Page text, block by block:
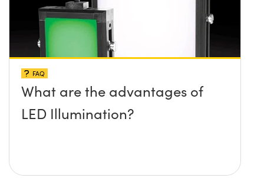
FAQ
What are the advantages of
LED Illumination?